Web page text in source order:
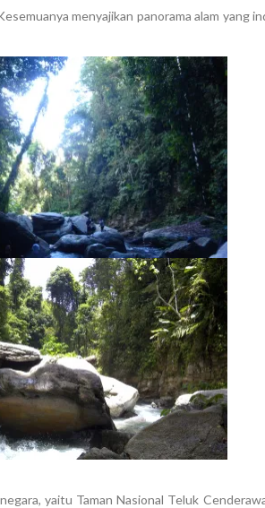
menyajikan panorama alam yang
yaitu Taman Nasional Teluk